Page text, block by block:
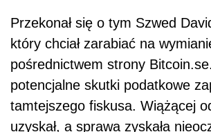
Przekonał się o tym Szwed
który chciał zarabiać na
pośrednictwem strony
potencjalne skutki podatkowe
tamtejszego fiskusa. Wiążącej
uzyskał, a sprawa zyskała